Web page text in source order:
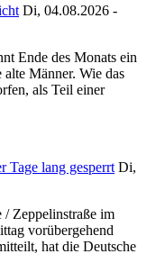
Di, 04.08.2026 -
Ende des Monats ein
alte Männer. Wie das
als Teil einer
Tage lang gesperrt Di,
/ Zeppelinstraße im
vorübergehend
hat die Deutsche